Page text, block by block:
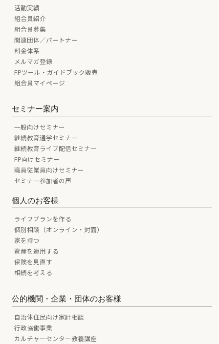
活動実績
組合員紹介
組合員募集
関連団体／パートナー
料金体系
メルマガ登録
FPツール・ガイドブック販売
組合員マイページ
セミナー案内
一般向けセミナー
継続教育通学セミナー
継続教育ライブ配信セミナー
FP向けセミナー
職員従業員向けセミナー
セミナー参加者の声
個人のお客様
ライフプランを作る
個別相談（オンライン・対面）
家を持つ
資産を運用する
保険を見直す
相続を考える
公的機関・企業・団体のお客様
自治体住民向け家計相談
行政協働事業
カルチャーセンター教養講座